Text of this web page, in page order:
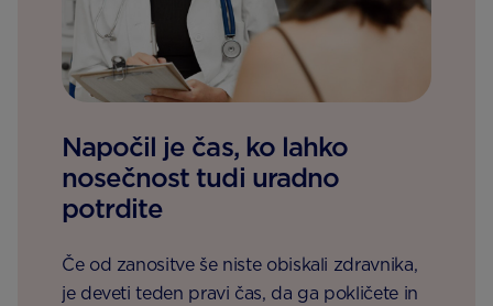
Napočil je čas, ko lahko
nosečnost tudi uradno
potrdite
Če od zanositve še niste obiskali zdravnika,
je deveti teden pravi čas, da ga pokličete in